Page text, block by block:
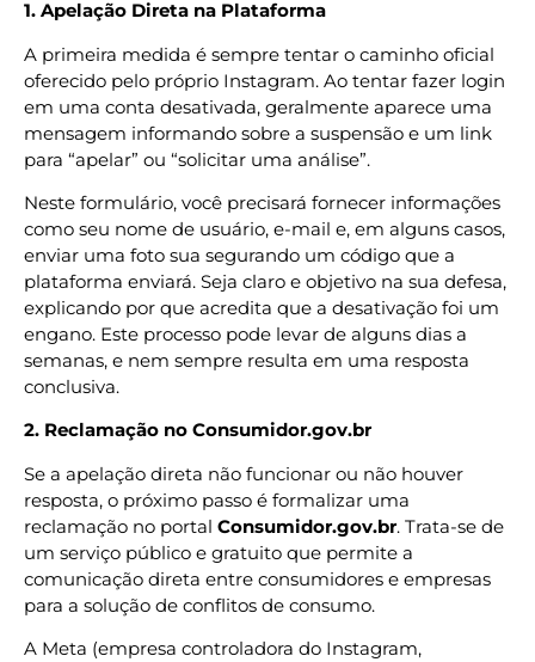
1. Apelação Direta na Plataforma
A primeira medida é sempre tentar o caminho oficial
oferecido pelo próprio Instagram. Ao tentar fazer login
em uma conta desativada, geralmente aparece uma
mensagem informando sobre a suspensão e um link
para “apelar” ou “solicitar uma análise”.
Neste formulário, você precisará fornecer informações
como seu nome de usuário, e-mail e, em alguns casos,
enviar uma foto sua segurando um código que a
plataforma enviará. Seja claro e objetivo na sua defesa,
explicando por que acredita que a desativação foi um
engano. Este processo pode levar de alguns dias a
semanas, e nem sempre resulta em uma resposta
conclusiva.
2. Reclamação no Consumidor.gov.br
Se a apelação direta não funcionar ou não houver
resposta, o próximo passo é formalizar uma
reclamação no portal Consumidor.gov.br. Trata-se de
um serviço público e gratuito que permite a
comunicação direta entre consumidores e empresas
para a solução de conflitos de consumo.
A Meta (empresa controladora do Instagram,